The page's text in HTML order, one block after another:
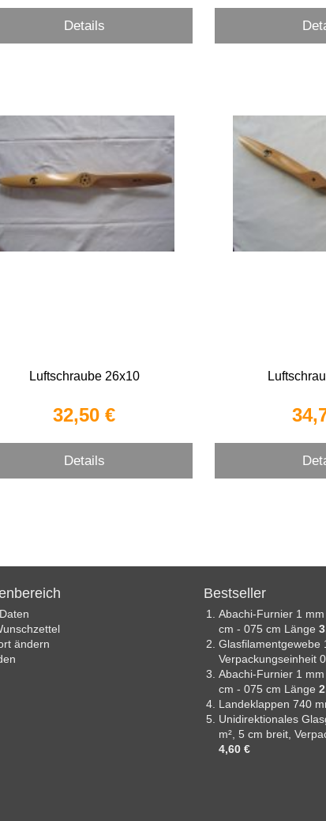
Details
Luftschraube 26x10
32,50 €
Details
ändern
Bestseller
Abachi-Furnier 1
cm - 075 cm Länge
Glasfilamentgewebe
Verpackungseinheit
Abachi-Furnier 1
cm - 075 cm Länge
Landeklappen 740
Unidirektionales
m², 5 cm breit,
4,60 €